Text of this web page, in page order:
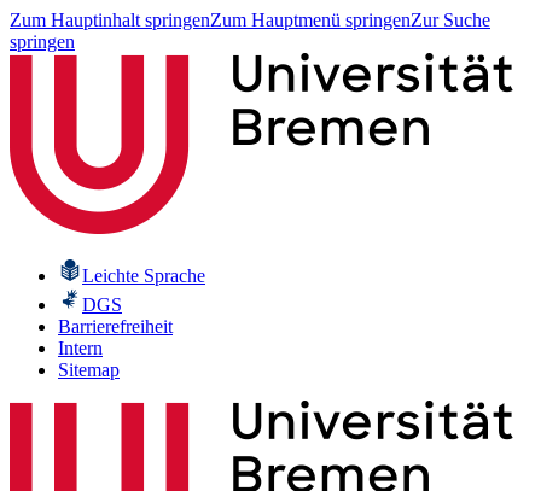
Zum Hauptinhalt springenZum Hauptmenü springenZur Suche
springen
Leichte Sprache
DGS
Barrierefreiheit
Intern
Sitemap